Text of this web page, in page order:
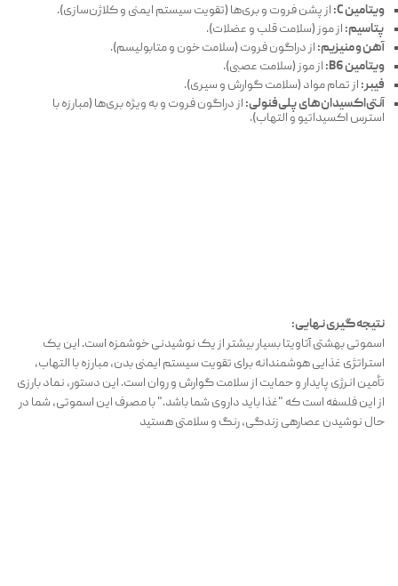
ویتامین C:
از پشن فروت و بری‌ها (تقویت سیستم ایمنی و کلاژن‌سازی).
پتاسیم: از موز (سلامت قلب و عضلات).
آهن و منیزیم: از دراگون فروت (سلامت خون و متابولیسم).
ویتامین B6:
از موز (سلامت عصبی).
فیبر: از تمام مواد (سلامت گوارش و سیری).
آنتی‌اکسیدان‌های پلی‌فنولی: از دراگون فروت و به ویژه بری‌ها (مبارزه با
استرس اکسیداتیو و التهاب).
نتیجه‌گیری نهایی:
اسموتی بهشتی آتاویتا بسیار بیشتر از یک نوشیدنی خوشمزه است. این یک
استراتژی غذایی هوشمندانه برای تقویت سیستم ایمنی بدن، مبارزه با التهاب،
تأمین انرژی پایدار و حمایت از سلامت گوارش و روان است. این دستور، نماد بارزی
از این فلسفه است که "غذا باید داروی شما باشد." با مصرف این اسموتی، شما در
حال نوشیدن عصارهی زندگی، رنگ و سلامتی هستید